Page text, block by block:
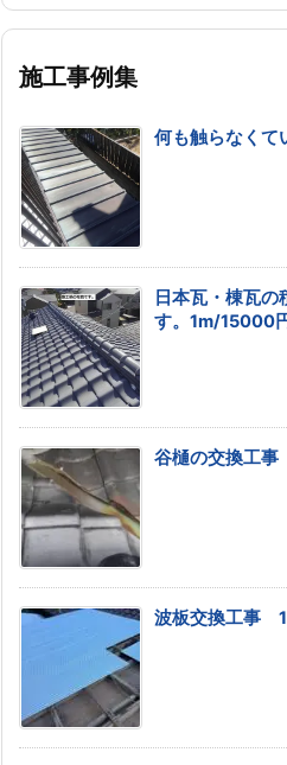
施工事例集
何も触らなく
日本瓦・棟瓦の
す。1m/15000
谷樋の交換工
波板交換工事